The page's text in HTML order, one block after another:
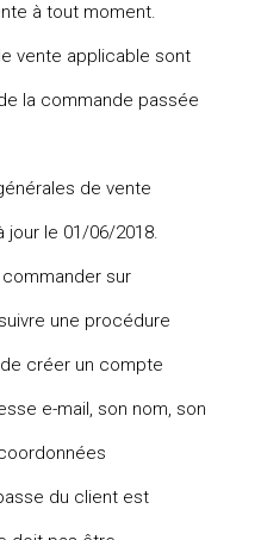
à tout moment.
vente applicable sont
la commande passée
de vente
le 01/06/2018.
sur
une procédure
créer un compte
e-mail, son nom, son
du client est